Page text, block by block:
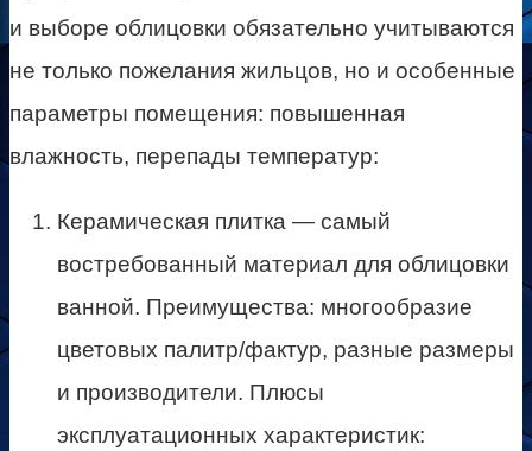
и выборе облицовки обязательно учитываются
не только пожелания жильцов, но и особенные
параметры помещения: повышенная
влажность, перепады температур:
Керамическая плитка — самый
востребованный материал для облицовки
ванной. Преимущества: многообразие
цветовых палитр/фактур, разные размеры
и производители. Плюсы
эксплуатационных характеристик: